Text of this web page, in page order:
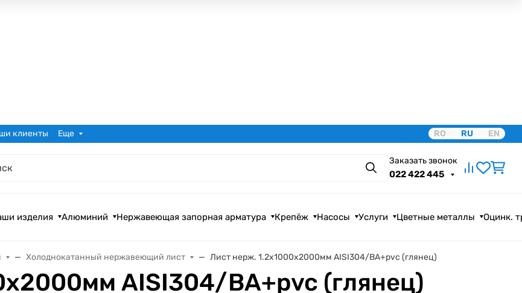
клиенты Еще RO RU EN
Поиск
Заказать звонок
022 422 445
изделия Алюминий Нержавеющая запорная арматура Крепёж Насосы Услуги Цветные металлы Оцинк.
Холоднокатанный нержавеющий лист Лист нерж. 1.2х1000х2000мм AISI304/BA+pvc (глянец)
AISI304/BA+pvc (глянец)